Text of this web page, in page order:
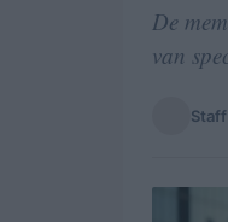
De
van
Staff